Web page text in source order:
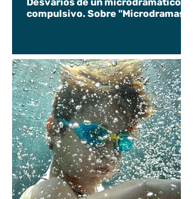
compulsivo. Sobre "Microdramas".